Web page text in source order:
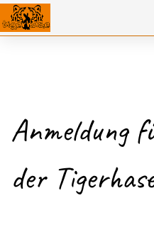
KONTAKT
links
navigation
Skip
to
content
Anmeldung
der